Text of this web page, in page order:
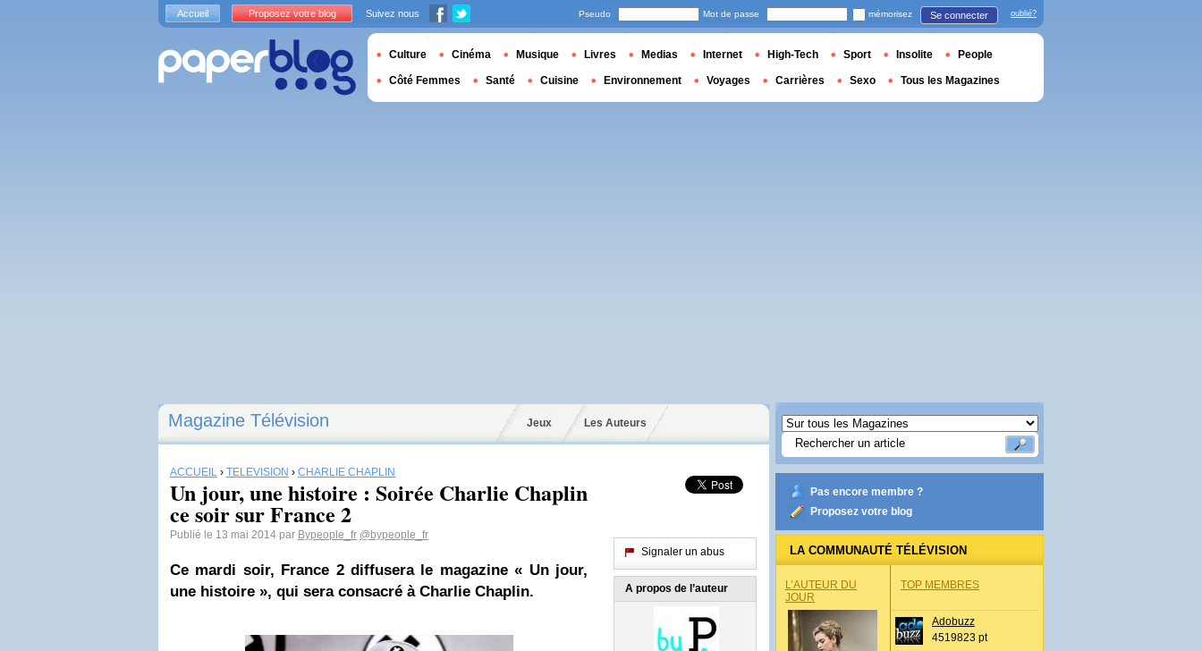
Magazine Télévision Jeux Les Auteurs
ACCUEIL › TÉLÉVISION › CHARLIE CHAPLIN
Un jour, une histoire : Soirée Charlie Chaplin
ce soir sur France 2
Publié le 13 mai 2014 par Bypeople_fr @bypeople_fr
Ce mardi soir, France 2diffusera le magazine « Un jour,
une histoire », qui sera consacré à Charlie Chaplin.
Signaler un abus
A propos de l’auteur
Pas encore membre ?
Proposez votre blog
LA COMMUNAUTÉ TÉLÉVISION
L’AUTEUR DU
JOUR
TOP MEMBRES
Adobuzz
4519823 pt
Accueil Proposez votre blog Suivez nous Pseudo Mot de passe mémorisez Se connecter oublié?
Culture Cinéma Musique Livres Medias Internet High-Tech Sport Insolite People
Côté Femmes Santé Cuisine Environnement Voyages Carrières Sexo Tous les Magazines